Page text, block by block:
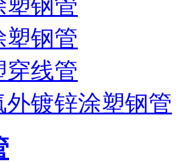
塑钢管
塑钢管
穿线管
外镀锌涂塑钢管